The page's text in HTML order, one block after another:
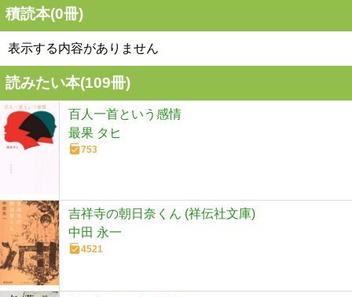
積読本(0冊)
表示する内容がありません
読みたい本(109冊)
百人一首という感情
最果 タヒ
753
吉祥寺の朝日奈くん (祥伝社文庫)
中田 永一
4521